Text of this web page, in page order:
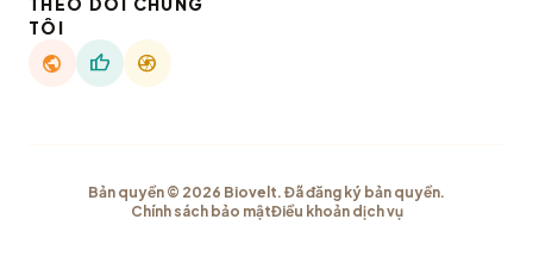
TÔI
public thumb_up camera
Bản quyền © 2026 Biovelt. Đã đăng ký bản quyền.
Chính sách bảo mậtĐiều khoản dịch vụ